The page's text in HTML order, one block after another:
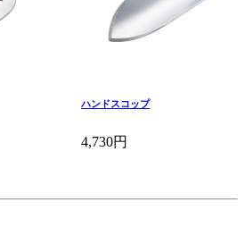
ハンドスコップ
4,730円